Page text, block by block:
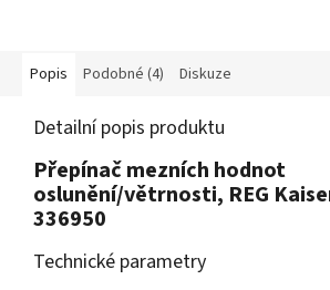
Popis Podobné (4) Diskuze
Detailní popis produktu
Přepínač mezních hodnot
oslunění/větrnosti, REG
336950
Technické parametry